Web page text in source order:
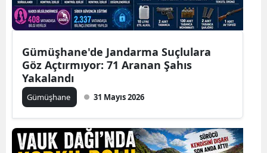
Gümüşhane'de Jandarma Suçlulara
Göz Açtırmıyor: 71 Aranan Şahıs
Yakalandı
Gümüşhane 31 Mayıs 2026